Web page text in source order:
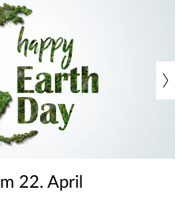
22. April